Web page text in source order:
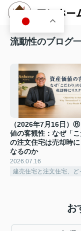
流動性のブログ
（2026年7月16日）
値の客観性：なぜ「こ
の注文住宅は売却時
なるのか
2026.07.16
建売住宅と注文住宅、ど
お